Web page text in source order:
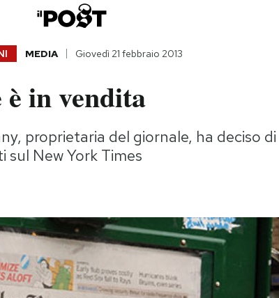
MEDIA Giovedì 21 febbraio 2013
in vendita
proprietaria del giornale, ha deciso di
New York Times